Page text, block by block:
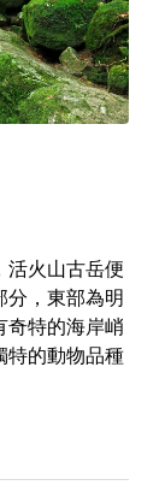
活火山古岳便
分，東部為明
奇特的海岸峭
特的動物品種